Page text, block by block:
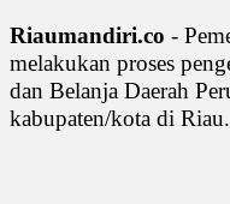
Riaumandiri.co -
melakukan proses
dan Belanja Daerah
kabupaten/kota di Riau.